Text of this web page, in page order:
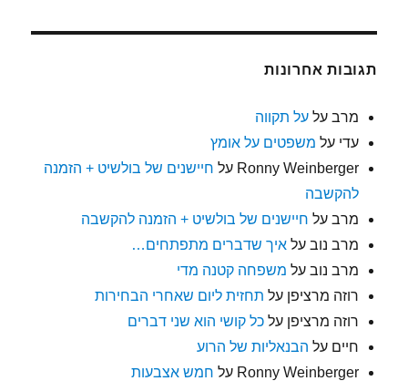
תגובות אחרונות
מרב עלעל תקווה
עדי על משפטים על אומץ
Ronny Weinberger על חיישנים של בולשיט + הזמנה
להקשבה
מרב על חיישנים של בולשיט + הזמנה להקשבה
מרב נוב עלאיך שדברים מתפתחים…
מרב נוב על משפחה קטנה מדי
רוזה מרציפן על תחזית ליום שאחרי הבחירות
רוזה מרציפן עלכל קושי הוא שני דברים
חיים על הבנאליות של הרוע
Ronny Weinberger על חמש אצבעות